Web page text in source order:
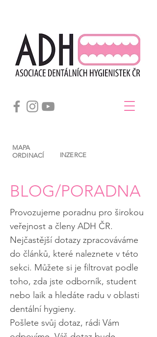
INZERCE
MAPA
ORDINACÍ
BLOG/PORADNA
Provozujeme poradnu pro širokou
veřejnost a členy ADH ČR.
Nejčastější dotazy zpracováváme
do článků, které naleznete v této
sekci. Můžete si je filtrovat podle
toho, zda jste odborník, student
nebo laik a hledáte radu v oblasti
dentální hygieny.
Pošlete svůj dotaz, rádi Vám